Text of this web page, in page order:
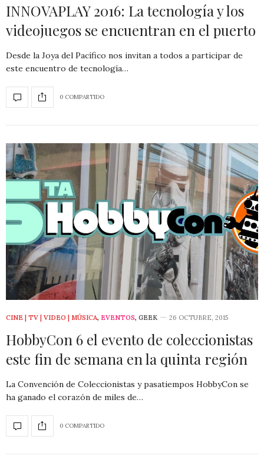
INNOVAPLAY 2016: La tecnología y los
videojuegos se encuentran en el puerto
Desde la Joya del Pacífico nos invitan a todos a participar de
este encuentro de tecnología…
0 COMPARTIDO
CINE | TV | VIDEO | MÚSICA, EVENTOS, GEEK 26 OCTUBRE, 2015
HobbyCon 6 el evento de coleccionistas
este fin de semana en la quinta región
La Convención de Coleccionistas y pasatiempos HobbyCon se
ha ganado el corazón de miles de…
0 COMPARTIDO